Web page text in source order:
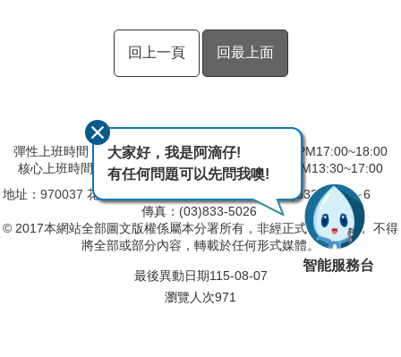
回上一頁 回最上面
彈性上班時間：AM8:00~09:00 彈性下班時間：PM17:00~18:00
核心上班時間：星期一 ~ 星期五 AM09:00~12:30 PM13:30~17:00
地址： 970037 花蓮市仁愛街19號
電話：(03)832-5103～6
傳真：(03)833-5026
© 2017本網站全部圖文版權係屬本分署所有，非經正式書面同意， 不得
將全部或部分內容，轉載於任何形式媒體。
最後異動日期115-08-07
瀏覽人次971
大家好，我是阿滴仔!
有任何問題可以先問我噢!
智能服務台